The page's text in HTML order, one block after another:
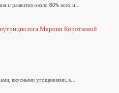
и развития около 80% всех и...
Мариии Коротковой
вкусными угощениями, в...